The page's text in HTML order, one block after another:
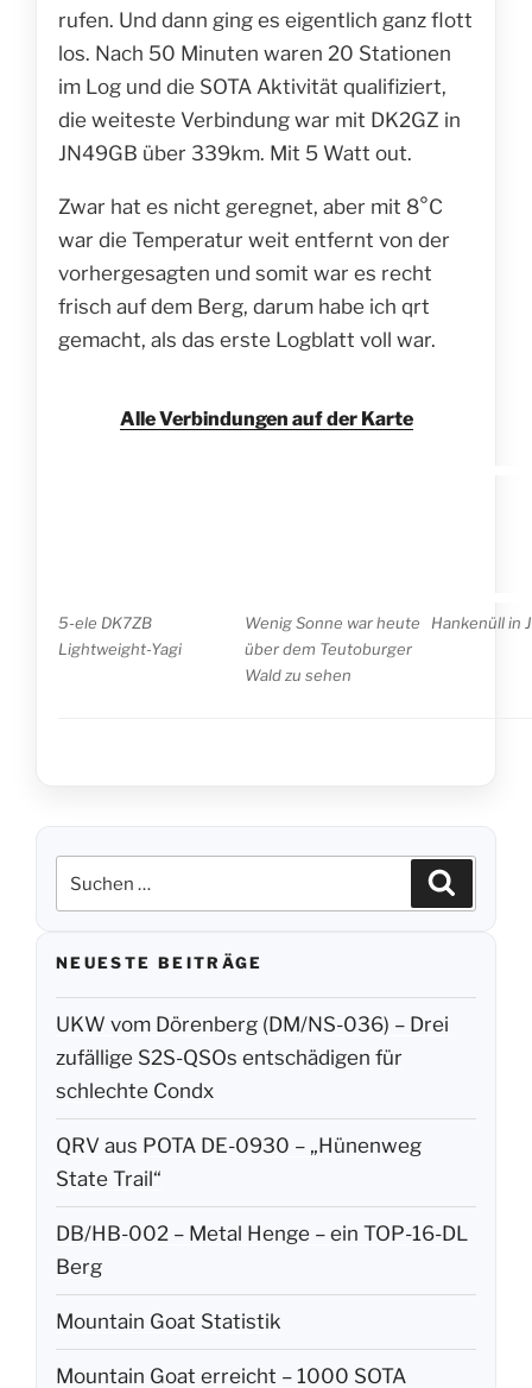
rufen. Und dann ging es eigentlich ganz flott
los. Nach 50 Minuten waren 20 Stationen
im Log und die SOTA Aktivität qualifiziert,
die weiteste Verbindung war mit DK2GZ in
JN49GB über 339km. Mit 5 Watt out.
Zwar hat es nicht geregnet, aber mit 8°C
war die Temperatur weit entfernt von der
vorhergesagten und somit war es recht
frisch auf dem Berg, darum habe ich qrt
gemacht, als das erste Logblatt voll war.
Alle Verbindungen auf der Karte
über dem Teutoburger
Suchen
nach:
Suchen
NEUESTE BEITRÄGE
UKW vom Dörenberg (DM/NS-036) – Drei
zufällige S2S-QSOs entschädigen für
schlechte Condx
QRV aus POTA DE-0930 – „Hünenweg
State Trail“
DB/HB-002 – Metal Henge – ein TOP-16-DL
Berg
Mountain Goat Statistik
Mountain Goat erreicht – 1000 SOTA